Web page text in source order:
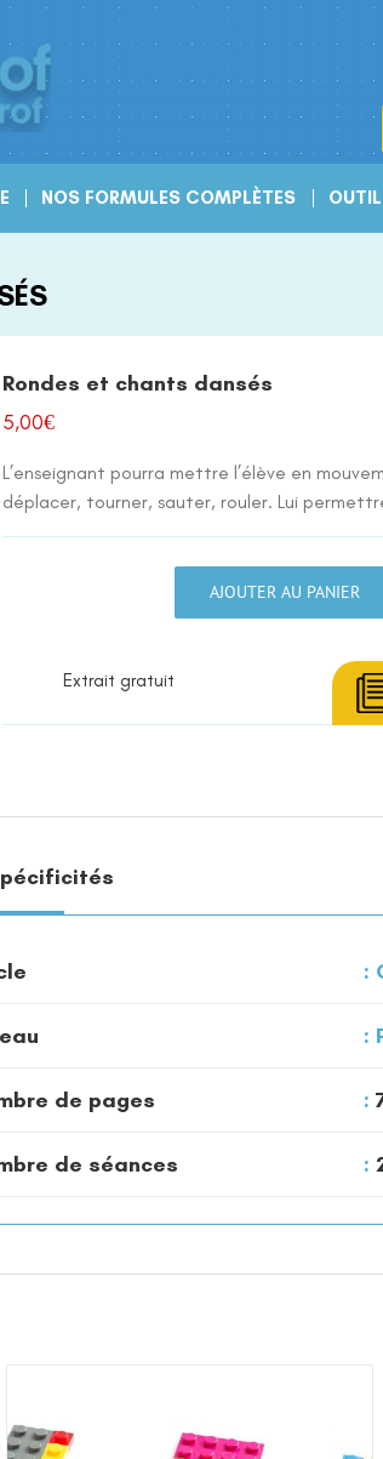
NOS FORMULES COMPLÈTES
Rondes et chants dansés
5,00€
L’enseignant pourra mettre l’élève en
déplacer, tourner, sauter, rouler. Lui
et
AJOUTER AU PANIER
Extrait gratuit
de pages
de séances